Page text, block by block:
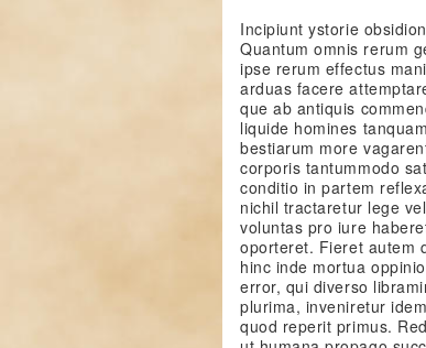
Incipiunt ystorie
Quantum omnis rerum
ipse rerum effectus
arduas facere
que ab antiquis
liquide homines
bestiarum more
corporis tantummodo
conditio in partem
nichil tractaretur lege
voluntas pro iure
oporteret. Fieret autem
hinc inde mortua
error, qui diverso
plurima, inveniretur
quod reperit primus.